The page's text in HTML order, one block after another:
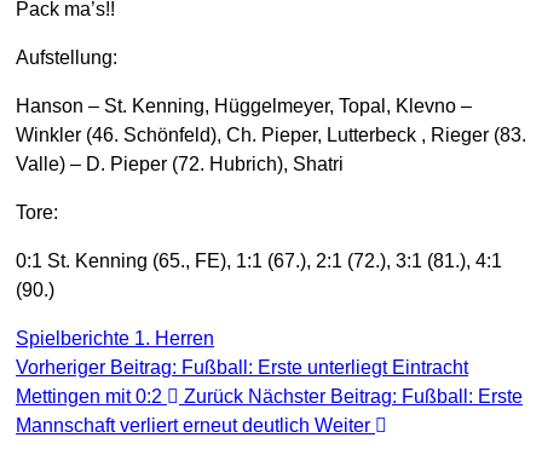
Pack ma’s!!
Aufstellung:
Hanson – St. Kenning, Hüggelmeyer, Topal, Klevno –
Winkler (46. Schönfeld), Ch. Pieper, Lutterbeck , Rieger (83.
Valle) – D. Pieper (72. Hubrich), Shatri
Tore:
0:1 St. Kenning (65., FE), 1:1 (67.), 2:1 (72.), 3:1 (81.), 4:1
(90.)
Spielberichte 1. Herren
Vorheriger Beitrag: Fußball: Erste unterliegt Eintracht
Mettingen mit 0:2
Zurück Nächster Beitrag: Fußball: Erste
Mannschaft verliert erneut deutlich Weiter